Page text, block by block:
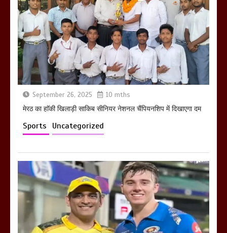
होलिका रखने पर लात मार कर होलिका को किया
तहस नहस,मोहल्ले वालों के साथ की गई गाली
गलोच ,कहा अगर रखी गई होली तो होगा खून
खराबा,
March 11, 2025
September 26, 2025 10 mths
मेरठ का हाॅकी खिलाड़ी साकिब सीनियर नेशनल चैंपियनशिप में दिखाएगा दम
Sports Uncategorized